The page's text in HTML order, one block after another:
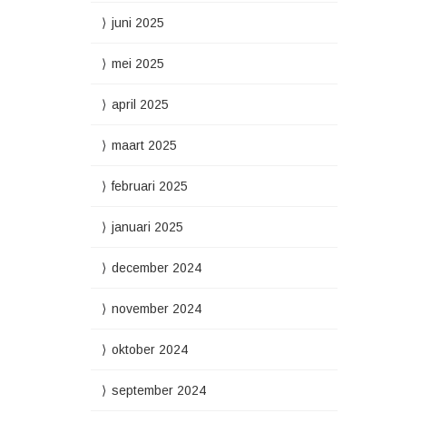
juni 2025
mei 2025
april 2025
maart 2025
februari 2025
januari 2025
december 2024
november 2024
oktober 2024
september 2024